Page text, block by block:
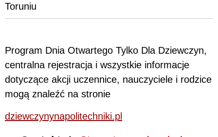
Toruniu
Program Dnia Otwartego Tylko Dla Dziewczyn,
centralna rejestracja i wszystkie informacje
dotyczące akcji uczennice, nauczyciele i rodzice
mogą znaleźć na stronie
dziewczynynapolitechniki.pl